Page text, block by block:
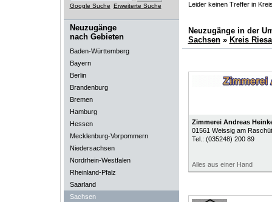
Google Suche Erweiterte Suche
Neuzugänge
nach Gebieten
Baden-Württemberg
Bayern
Berlin
Brandenburg
Bremen
Hamburg
Hessen
Mecklenburg-Vorpommern
Niedersachsen
Nordrhein-Westfalen
Rheinland-Pfalz
Saarland
Sachsen
Leider keinen Treffer in
Neuzugänge in der
Sachsen» Kreis
Zimmerei Andreas
01561 Weissig am
Tel.: (035248) 200 89
Alles aus einer Hand